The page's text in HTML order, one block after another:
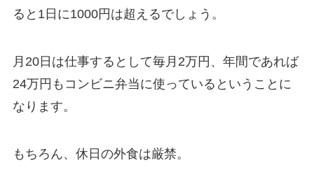
ると1日に1000円は超えるでしょう。
月20日は仕事するとして毎月2万円、年間であれば
24万円もコンビニ弁当に使っているということに
なります。
もちろん、休日の外食は厳禁。